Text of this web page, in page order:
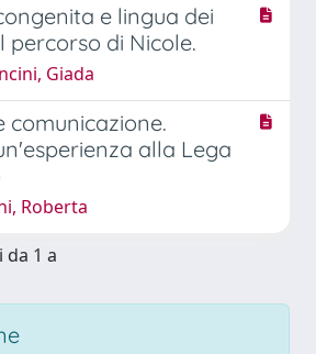
e lingua dei
percorso di Nicole.
Giada
comunicazione.
alla Lega
Roberta
1 a